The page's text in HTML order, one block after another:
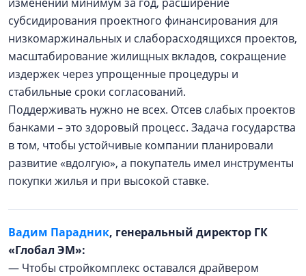
субсидирования проектного финансирования для
низкомаржинальных и слаборасходящихся проектов,
масштабирование жилищных вкладов, сокращение
издержек через упрощенные процедуры и
стабильные сроки согласований.
Поддерживать нужно не всех. Отсев слабых проектов
банками – это здоровый процесс. Задача государства
в том, чтобы устойчивые компании планировали
развитие «вдолгую», а покупатель имел инструменты
покупки жилья и при высокой ставке.
Вадим Парадник, генеральный директор ГК
«Глобал ЭМ»:
— Чтобы стройкомплекс оставался драйвером